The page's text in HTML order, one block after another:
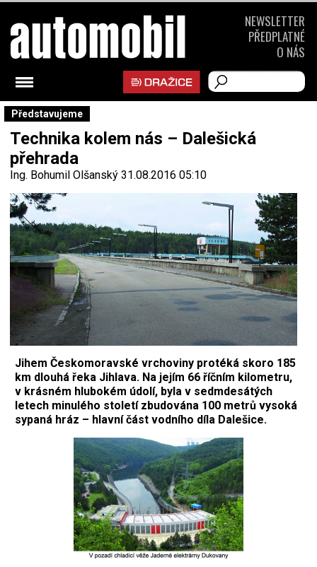
Představujeme
Technika kolem nás – Dalešická
přehrada
Ing. Bohumil Olšanský 31.08.2016 05:10
Jihem Českomoravské vrchoviny protéká skoro 185
km dlouhá řeka Jihlava. Na jejím 66 říčním kilometru,
v krásném hlubokém údolí, byla v sedmdesátých
letech minulého století zbudována 100 metrů vysoká
sypaná hráz – hlavní část vodního díla Dalešice.
NEWSLETTER
PŘEDPLATNÉ
O NÁS